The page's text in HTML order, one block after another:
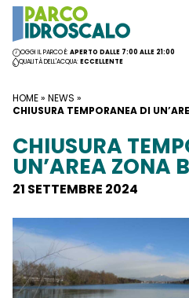
Vai al contenuto
OGGI IL PARCO È:APERTO DALLE 7:00 ALLE 21:00
QUALITÀ DELL'ACQUA:ECCELLENTE
HOME» NEWS »
CHIUSURA TEMPORANEA DI
CHIUSURA
UN’AREA ZONA
21 SETTEMBRE 2024